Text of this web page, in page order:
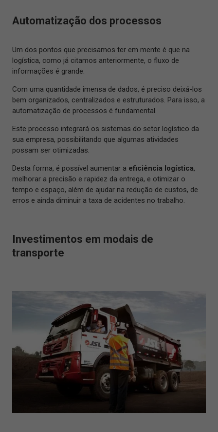
Automatização dos processos
Um dos pontos que precisamos ter em mente é que na
logística, como já citamos anteriormente, o fluxo de
informações é grande.
Com uma quantidade imensa de dados, é preciso deixá-los
bem organizados, centralizados e estruturados. Para isso, a
automatização de processos é fundamental.
Este processo integrará os sistemas do setor logístico da
sua empresa, possibilitando que algumas atividades
possam ser otimizadas.
Desta forma, é possível aumentar a eficiência logística,
melhorar a precisão e rapidez da entrega, e otimizar o
tempo e espaço, além de ajudar na redução de custos, de
erros e ainda diminuir a taxa de acidentes no trabalho.
Investimentos em modais de
transporte